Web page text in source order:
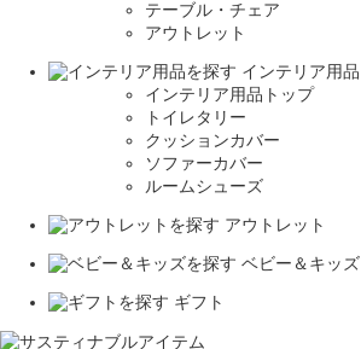
テーブル・チェア
アウトレット
インテリア用品
インテリア用品トップ
トイレタリー
クッションカバー
ソファーカバー
ルームシューズ
アウトレット
ベビー＆キッズ
ギフト